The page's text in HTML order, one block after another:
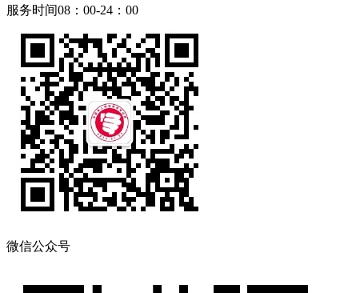
服务时间08：00-24：00
微信公众号